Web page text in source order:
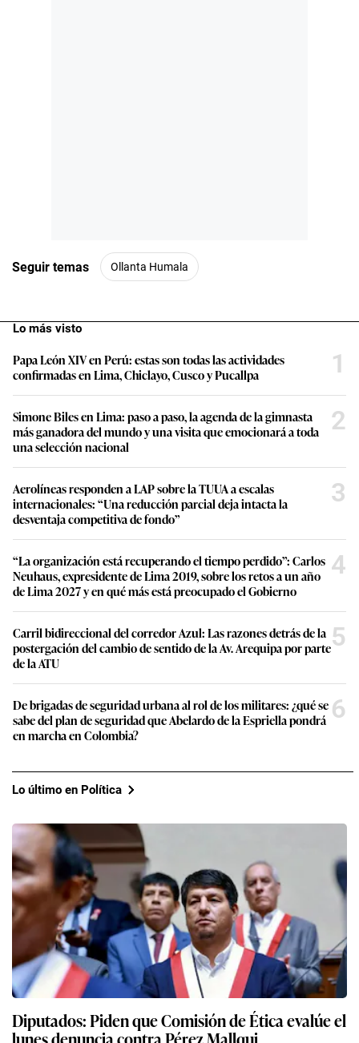
Seguir temas Ollanta Humala
Lo más visto
Papa León XIV en Perú: estas son todas las actividades
confirmadas en Lima, Chiclayo, Cusco y Pucallpa
1
Simone Biles en Lima: paso a paso, la agenda de la gimnasta
más ganadora del mundo y una visita que emocionará a toda
una selección nacional
2
Aerolíneas responden a LAP sobre la TUUA a escalas
internacionales: “Una reducción parcial deja intacta la
desventaja competitiva de fondo”
3
“La organización está recuperando el tiempo perdido”: Carlos
Neuhaus, expresidente de Lima 2019, sobre los retos a un año
de Lima 2027 y en qué más está preocupado el Gobierno
4
Carril bidireccional del corredor Azul: Las razones detrás de la
postergación del cambio de sentido de la Av. Arequipa por parte
de la ATU
5
De brigadas de seguridad urbana al rol de los militares: ¿qué se
sabe del plan de seguridad que Abelardo de la Espriella pondrá
en marcha en Colombia?
6
Lo último en Política
Diputados: Piden que Comisión de Ética evalúe el